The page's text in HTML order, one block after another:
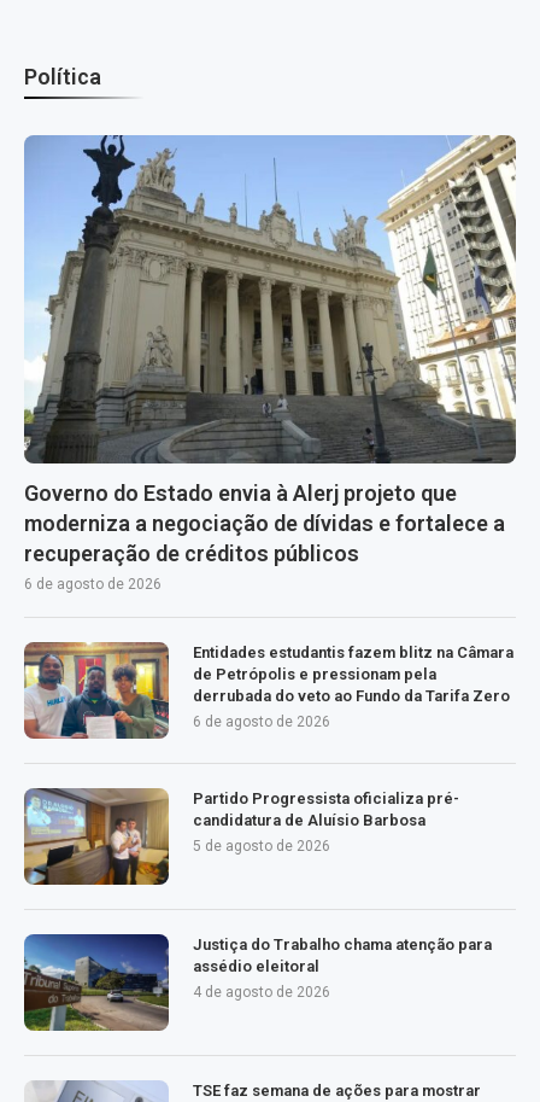
Política
Governo do Estado envia à Alerj projeto que
moderniza a negociação de dívidas e fortalece a
recuperação de créditos públicos
6 de agosto de 2026
Entidades estudantis fazem blitz na Câmara
de Petrópolis e pressionam pela
derrubada do veto ao Fundo da Tarifa Zero
6 de agosto de 2026
Partido Progressista oficializa pré-
candidatura de Aluísio Barbosa
5 de agosto de 2026
Justiça do Trabalho chama atenção para
assédio eleitoral
4 de agosto de 2026
TSE faz semana de ações para mostrar